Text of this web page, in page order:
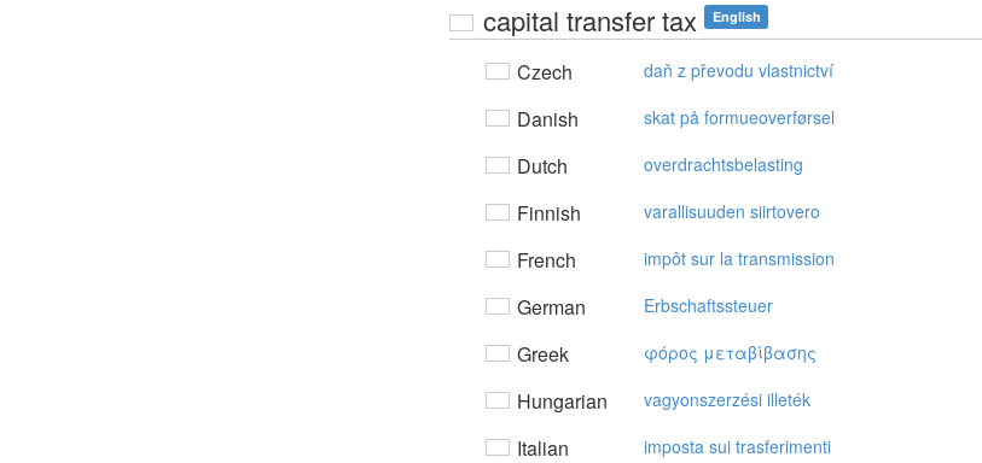
capital transfer tax English
Czech daň z převodu vlastnictví
Danish skat på formueoverførsel
Dutch overdrachtsbelasting
Finnish varallisuuden siirtovero
French impôt sur la transmission
German Erbschaftssteuer
Greek φόρoς μεταβίβασης
Hungarian vagyonszerzési illeték
Italian imposta sui trasferimenti